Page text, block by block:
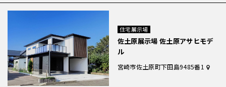
住宅展示場
佐土原展示場 佐土原アサヒモデ
ル
宮崎市佐土原町下田島9485番1